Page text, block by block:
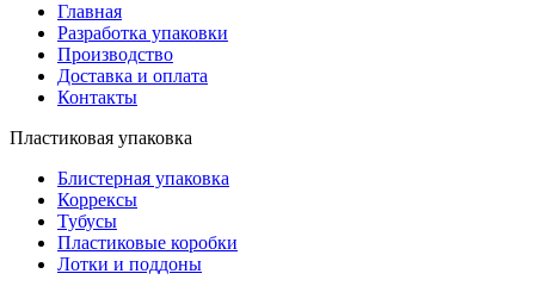
Главная
Разработка упаковки
Производство
Доставка и оплата
Контакты
Пластиковая упаковка
Блистерная упаковка
Коррексы
Тубусы
Пластиковые коробки
Лотки и поддоны